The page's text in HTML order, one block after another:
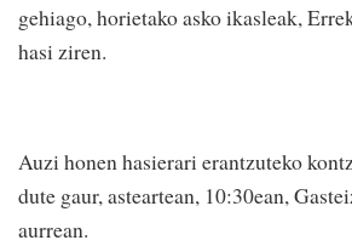
gehiago, horietako asko ikasleak,
hasi ziren.
Auzi honen hasierari erantzuteko
dute gaur, asteartean, 10:30ean,
aurrean.